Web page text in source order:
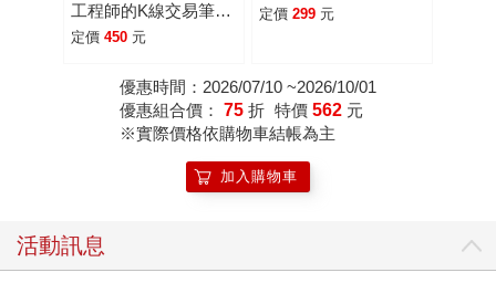
工程師的K線交易筆
記，從線圖找出「飛龍
向，找出下一支大漲股
【隨書贈價值1980元
教學影片】
定價 450 元
定價 299 元
優惠時間：2026/07/10 ~2026/10/01
優惠組合價： 75 折 特價 562 元
※實際價格依購物車結帳為主
加入購物車
活動訊息